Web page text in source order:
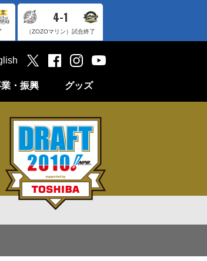
4-1
（ZOZOマリン） 試合終了
・振興 グッズ